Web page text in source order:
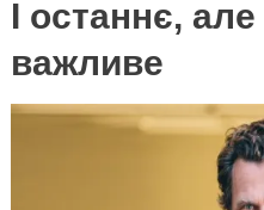
І останнє,
важливе